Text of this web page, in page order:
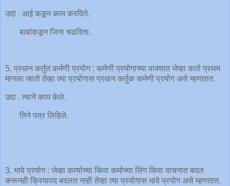
उदा . आई कडून काम करविते.
बाबांकडून जिना चढविता.
5. प्रधान कर्तुत कर्मणी प्रयोग : कर्मणी प्रयोगाच्या वाक्यात जेव्हा कर्ता प्रथम
मानला जातो तेव्हा त्या प्रयोगास प्रधान कर्तुक कर्मणी प्रयोग असे म्हणतात.
उदा . त्याने काम केले.
तिने पत्र लिहिले.
3. भावे प्रयोग : जेव्हा कर्त्याच्या किवा कर्माच्या लिंग किवा वाचनात बदल
करूनही क्रियापद बदलत नाही तेव्हा त्या प्रयोगास भावे प्रयोग असे म्हणतात.